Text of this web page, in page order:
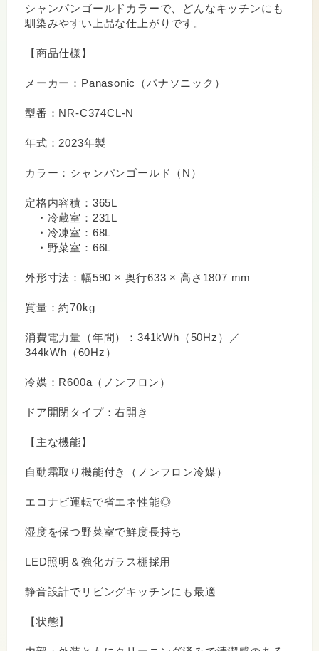
シャンパンゴールドカラーで、どんなキッチンにも
馴染みやすい上品な仕上がりです。
【商品仕様】
メーカー：Panasonic（パナソニック）
型番：NR-C374CL-N
年式：2023年製
カラー：シャンパンゴールド（N）
定格内容積：365L
・冷蔵室：231L
・冷凍室：68L
・野菜室：66L
外形寸法：幅590 × 奥行633 × 高さ1807 mm
質量：約70kg
消費電力量（年間）：341kWh（50Hz）／
344kWh（60Hz）
冷媒：R600a（ノンフロン）
ドア開閉タイプ：右開き
【主な機能】
自動霜取り機能付き（ノンフロン冷媒）
エコナビ運転で省エネ性能◎
湿度を保つ野菜室で鮮度長持ち
LED照明＆強化ガラス棚採用
静音設計でリビングキッチンにも最適
【状態】